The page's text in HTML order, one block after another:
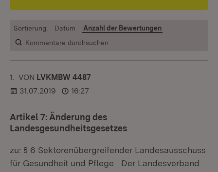
Kommentare durchsuchen
Sortierung: Datum Anzahl der Bewertungen
1. KOMMENTAR
VON :LVKMBW 4487
31.07.2019
16:27
Artikel 7: Änderung des
Landesgesundheitsgesetzes
zu: § 6 Sektorenübergreifender Landesausschuss
für Gesundheit und Pflege Der Landesverband